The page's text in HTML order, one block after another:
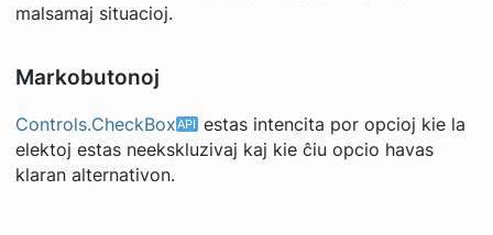
malsamaj situacioj.
Markobutonoj
Controls.CheckBox
estas intencita por opcioj kie la
elektoj estas neekskluzivaj kaj kie ĉiu opcio havas
klaran alternativon.